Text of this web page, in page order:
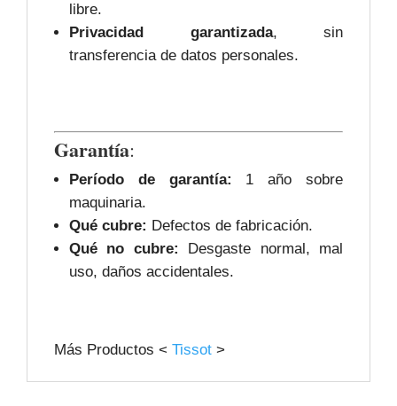
libre.
Privacidad garantizada, sin
transferencia de datos personales.
Garantía:
Período de garantía: 1 año sobre
maquinaria.
Qué cubre: Defectos de fabricación.
Qué no cubre: Desgaste normal, mal
uso, daños accidentales.
Más Productos < Tissot >